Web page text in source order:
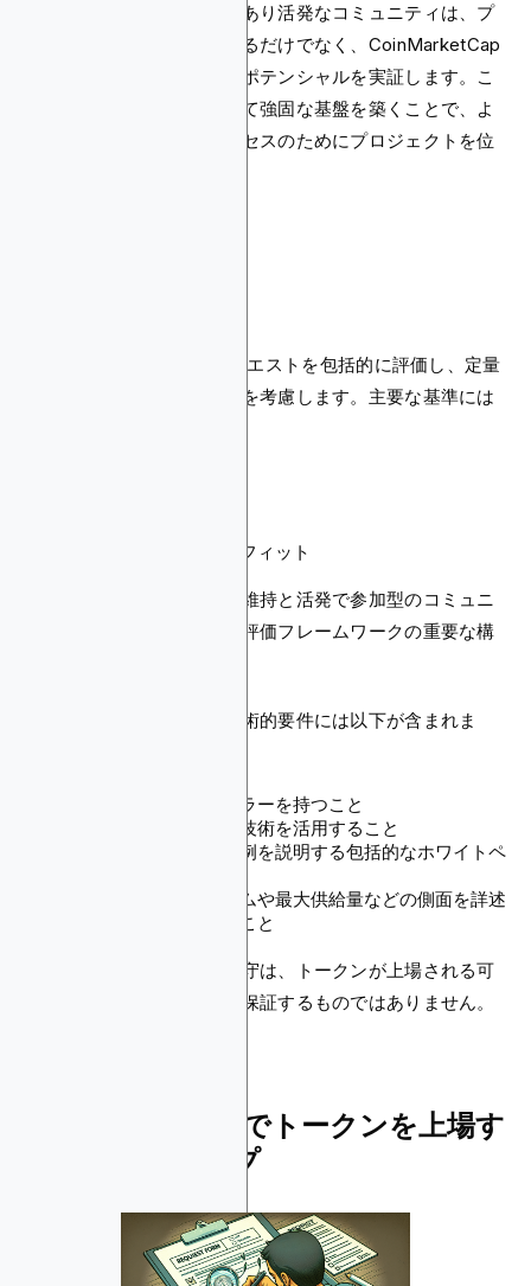
要なステップです。活気があり活発なコミュニティは、プ
ロジェクトの信頼性を高めるだけでなく、CoinMarketCap
にとってその実行可能性とポテンシャルを実証します。こ
れらの準備ステップを通じて強固な基盤を築くことで、よ
り円滑で成功した上場プロセスのためにプロジェクトを位
CoinMarketCapは上場リクエストを包括的に評価し、定量
的および定性的要因の両方を考慮します。主要な基準には
プロダクトマーケットフィット
例えば、最低日次取引量の維持と活発で参加型のコミュニ
ティを持つことは、彼らの評価フレームワークの重要な構
トークンの上場のための技術的要件には以下が含まれま
ブロックエクスプローラーを持つこと
暗号化または分散台帳技術を活用すること
コインの技術と使用事例を説明する包括的なホワイトペ
コンセンサスメカニズムや最大供給量などの側面を詳述
する技術仕様書を含むこと
これらのガイドラインの遵守は、トークンが上場される可
能性を高めますが、それを保証するものではありません。
CoinMarketCapでトークンを上場す
るためのステップ